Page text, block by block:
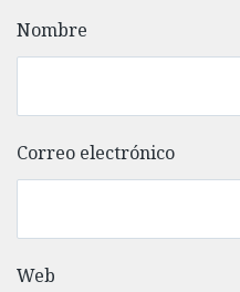
Nombre
Correo electrónico
Web